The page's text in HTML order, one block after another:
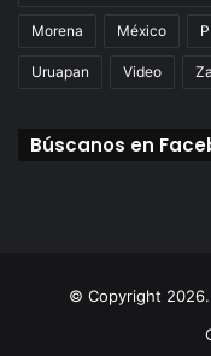
Morena México
Uruapan Video
Búscanos en
© Copyright